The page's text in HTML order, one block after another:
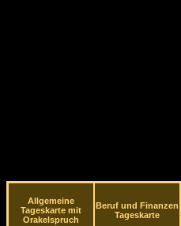
Allgemeine
Tageskarte mit
Orakelspruch
Beruf und Finanzen
Tageskarte